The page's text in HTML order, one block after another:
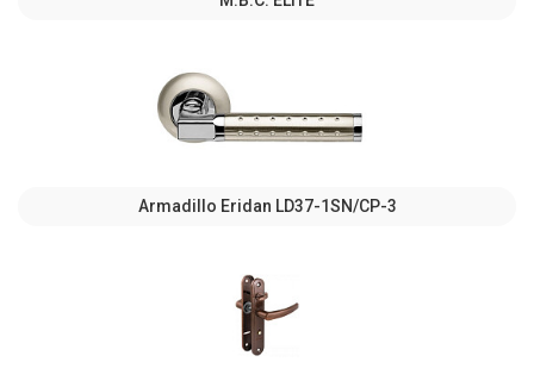
Armadillo Eridan LD37-1SN/CP-3